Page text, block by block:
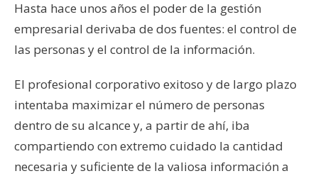
Hasta hace unos años el poder de la gestión
empresarial derivaba de dos fuentes: el control de
las personas y el control de la información.
El profesional corporativo exitoso y de largo plazo
intentaba maximizar el número de personas
dentro de su alcance y, a partir de ahí, iba
compartiendo con extremo cuidado la cantidad
necesaria y suficiente de la valiosa información a